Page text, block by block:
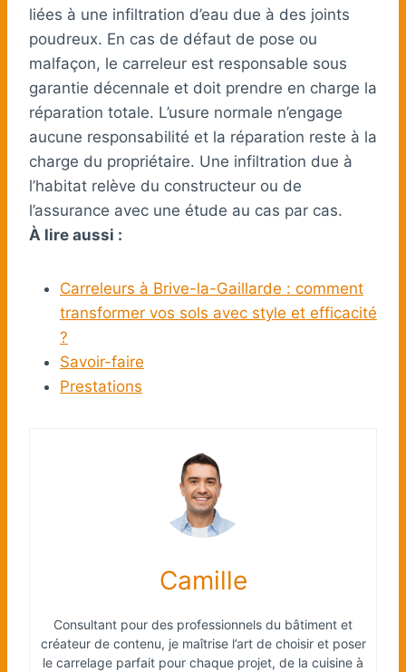
liées à une infiltration d’eau due à des joints
poudreux. En cas de défaut de pose ou
malfaçon, le carreleur est responsable sous
garantie décennale et doit prendre en charge la
réparation totale. L’usure normale n’engage
aucune responsabilité et la réparation reste à la
charge du propriétaire. Une infiltration due à
l’habitat relève du constructeur ou de
l’assurance avec une étude au cas par cas.
À lire aussi :
Carreleurs à Brive-la-Gaillarde : comment
transformer vos sols avec style et efficacité
?
Savoir-faire
Prestations
Camille
Consultant pour des professionnels du bâtiment et
créateur de contenu, je maîtrise l’art de choisir et poser
le carrelage parfait pour chaque projet, de la cuisine à